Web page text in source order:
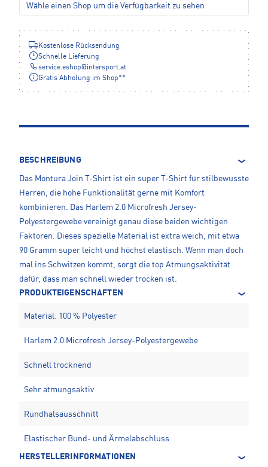
Wähle einen Shop um die Verfügbarkeit zu sehen
Kostenlose Rücksendung
Schnelle Lieferung
service.eshop@ intersport.at
Gratis Abholung im Shop**
BESCHREIBUNG
Das Montura Join T-Shirt ist ein super T-Shirt für stilbewusste
Herren, die hohe Funktionalität gerne mit Komfort
kombinieren. Das Harlem 2.0 Microfresh Jersey-
Polyestergewebe vereinigt genau diese beiden wichtigen
Faktoren. Dieses spezielle Material ist extra weich, mit etwa
90 Gramm super leicht und höchst elastisch. Wenn man doch
mal ins Schwitzen kommt, sorgt die top Atmungsaktivität
dafür, dass man schnell wieder trocken ist.
PRODUKTEIGENSCHAFTEN
Material: 100 % Polyester
Harlem 2.0 Microfresh Jersey-Polyestergewebe
Schnell trocknend
Sehr atmungsaktiv
Rundhalsausschnitt
Elastischer Bund- und Ärmelabschluss
HERSTELLERINFORMATIONEN